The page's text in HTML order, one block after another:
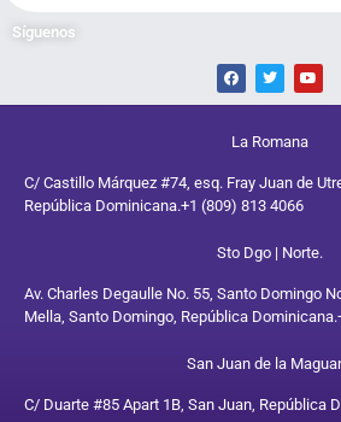
Síguenos
La Romana
C/ Castillo Márquez #74, esq. Fray Juan de
República Dominicana.+1 (809) 813 4066
Sto Dgo | Norte.
Av. Charles Degaulle No. 55, Santo Domingo
Mella, Santo Domingo, República Dominicana.
San Juan de la
C/ Duarte #85 Apart 1B, San Juan, República